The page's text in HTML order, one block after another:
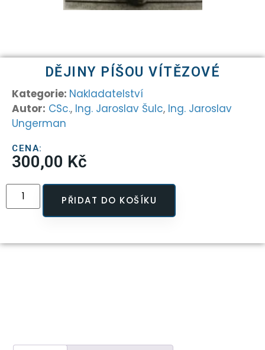
DĚJINY PÍŠOU VÍTĚZOVÉ
Kategorie: Nakladatelství
Autor: CSc., Ing. Jaroslav Šulc, Ing. Jaroslav
Ungerman
CENA:
300,00 Kč
PŘIDAT DO KOŠÍKU